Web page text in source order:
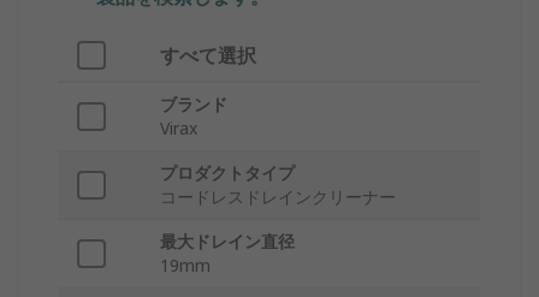
すべて選択
ブランド
Virax
プロダクトタイプ
コードレスドレインクリーナー
最大ドレイン直径
19mm